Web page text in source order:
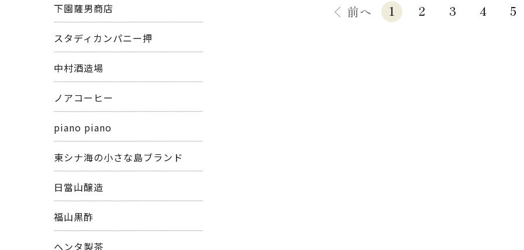
下園薩男商店
スタディカンパニー押
中村酒造場
ノアコーヒー
piano piano
東シナ海の小さな島ブランド
日當山醸造
福山黒酢
ヘンタ製茶
前へ 1 2 3 4 5